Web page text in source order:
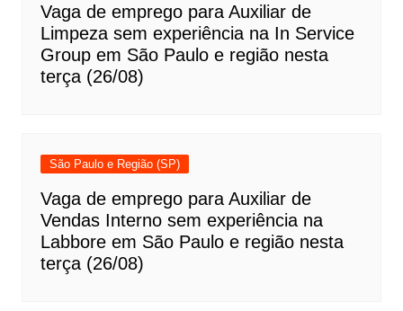
Vaga de emprego para Auxiliar de
Limpeza sem experiência na In Service
Group em São Paulo e região nesta
terça (26/08)
São Paulo e Região (SP)
Vaga de emprego para Auxiliar de
Vendas Interno sem experiência na
Labbore em São Paulo e região nesta
terça (26/08)